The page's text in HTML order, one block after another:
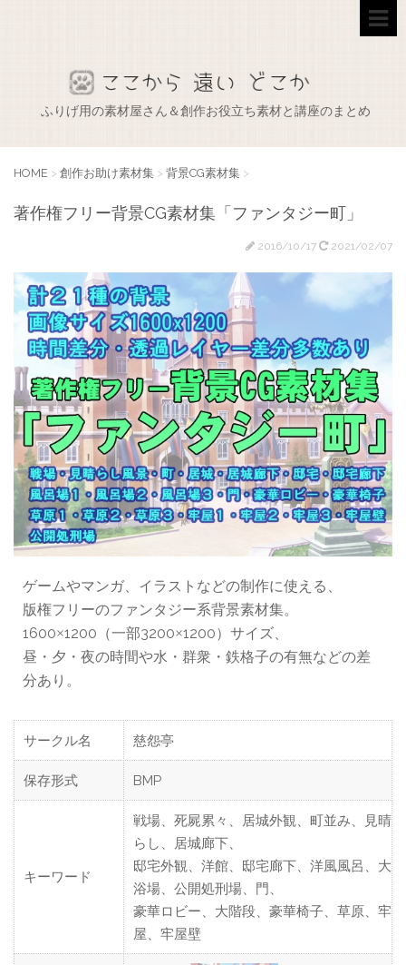
ふりげ用の素材屋さん＆創作お役立ち素材と講座のまとめ
HOME > 創作お助け素材集 > 背景CG素材集 >
著作権フリー背景CG素材集「ファンタジー町」
2016/10/17 2021/02/07
ゲームやマンガ、イラストなどの制作に使える、
版権フリーのファンタジー系背景素材集。
1600×1200（一部3200×1200）サイズ、
昼・夕・夜の時間や水・群衆・鉄格子の有無などの差
分あり。
サークル名 慈怨亭
保存形式 BMP
キーワード
戦場、死屍累々、居城外観、町並み、見晴
らし、居城廊下、
邸宅外観、洋館、邸宅廊下、洋風風呂、大
浴場、公開処刑場、門、
豪華ロビー、大階段、豪華椅子、草原、牢
屋、牢屋壁